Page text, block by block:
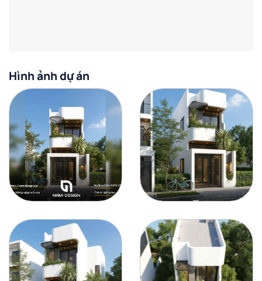
Hình ảnh dự án